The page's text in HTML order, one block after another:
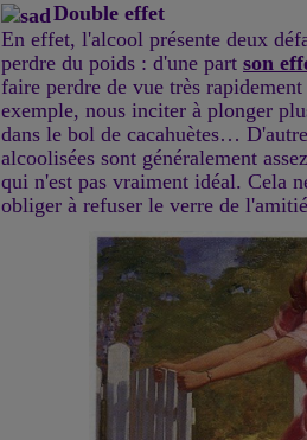
Double effet
En effet, l'alcool présente deux
perdre du poids : d'une part son
faire perdre de vue très
exemple, nous inciter à plonger
dans le bol de cacahuètes…
alcoolisées sont généralement
qui n'est pas vraiment idéal. Cela
obliger à refuser le verre de l'amitié